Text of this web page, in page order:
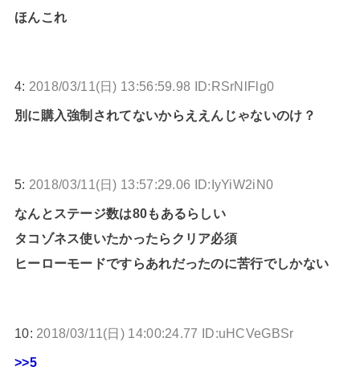
ほんこれ
4: 2018/03/11(日) 13:56:59.98 ID:RSrNlFlg0
別に購入強制されてないからええんじゃないのけ？
5: 2018/03/11(日) 13:57:29.06 ID:IyYiW2iN0
なんとステージ数は80もあるらしい
タコゾネス使いたかったらクリア必須
ヒーローモードですらあれだったのに苦行でしかない
10: 2018/03/11(日) 14:00:24.77 ID:uHCVeGBSr
>>5